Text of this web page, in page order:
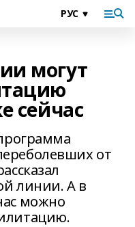
могут
сейчас
от
линии. А в
можно